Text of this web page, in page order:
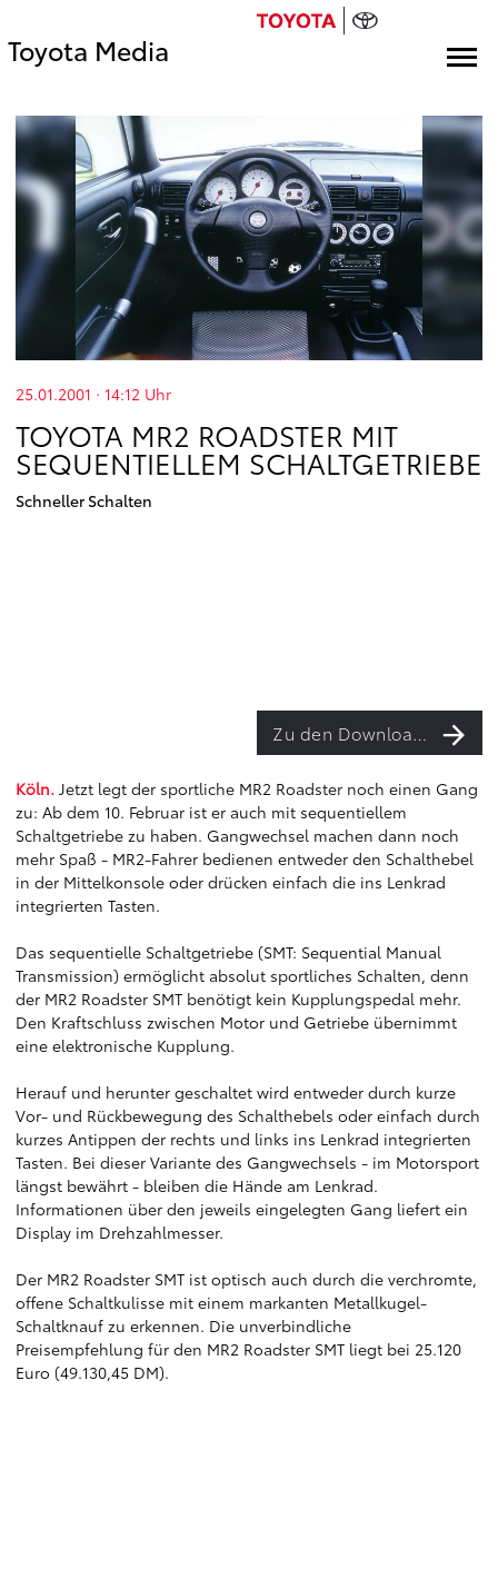
Toyota Media
25.01.2001 · 14:12 Uhr
TOYOTA MR2 ROADSTER MIT
SEQUENTIELLEM SCHALTGETRIEBE
Schneller Schalten
Zu den Downloads
Köln. Jetzt legt der sportliche MR2 Roadster noch einen Gang
zu: Ab dem 10. Februar ist er auch mit sequentiellem
Schaltgetriebe zu haben. Gangwechsel machen dann noch
mehr Spaß - MR2-Fahrer bedienen entweder den Schalthebel
in der Mittelkonsole oder drücken einfach die ins Lenkrad
integrierten Tasten.
Das sequentielle Schaltgetriebe (SMT: Sequential Manual
Transmission) ermöglicht absolut sportliches Schalten, denn
der MR2 Roadster SMT benötigt kein Kupplungspedal mehr.
Den Kraftschluss zwischen Motor und Getriebe übernimmt
eine elektronische Kupplung.
Herauf und herunter geschaltet wird entweder durch kurze
Vor- und Rückbewegung des Schalthebels oder einfach durch
kurzes Antippen der rechts und links ins Lenkrad integrierten
Tasten. Bei dieser Variante des Gangwechsels - im Motorsport
längst bewährt - bleiben die Hände am Lenkrad.
Informationen über den jeweils eingelegten Gang liefert ein
Display im Drehzahlmesser.
Der MR2 Roadster SMT ist optisch auch durch die verchromte,
offene Schaltkulisse mit einem markanten Metallkugel-
Schaltknauf zu erkennen. Die unverbindliche
Preisempfehlung für den MR2 Roadster SMT liegt bei 25.120
Euro (49.130,45 DM).